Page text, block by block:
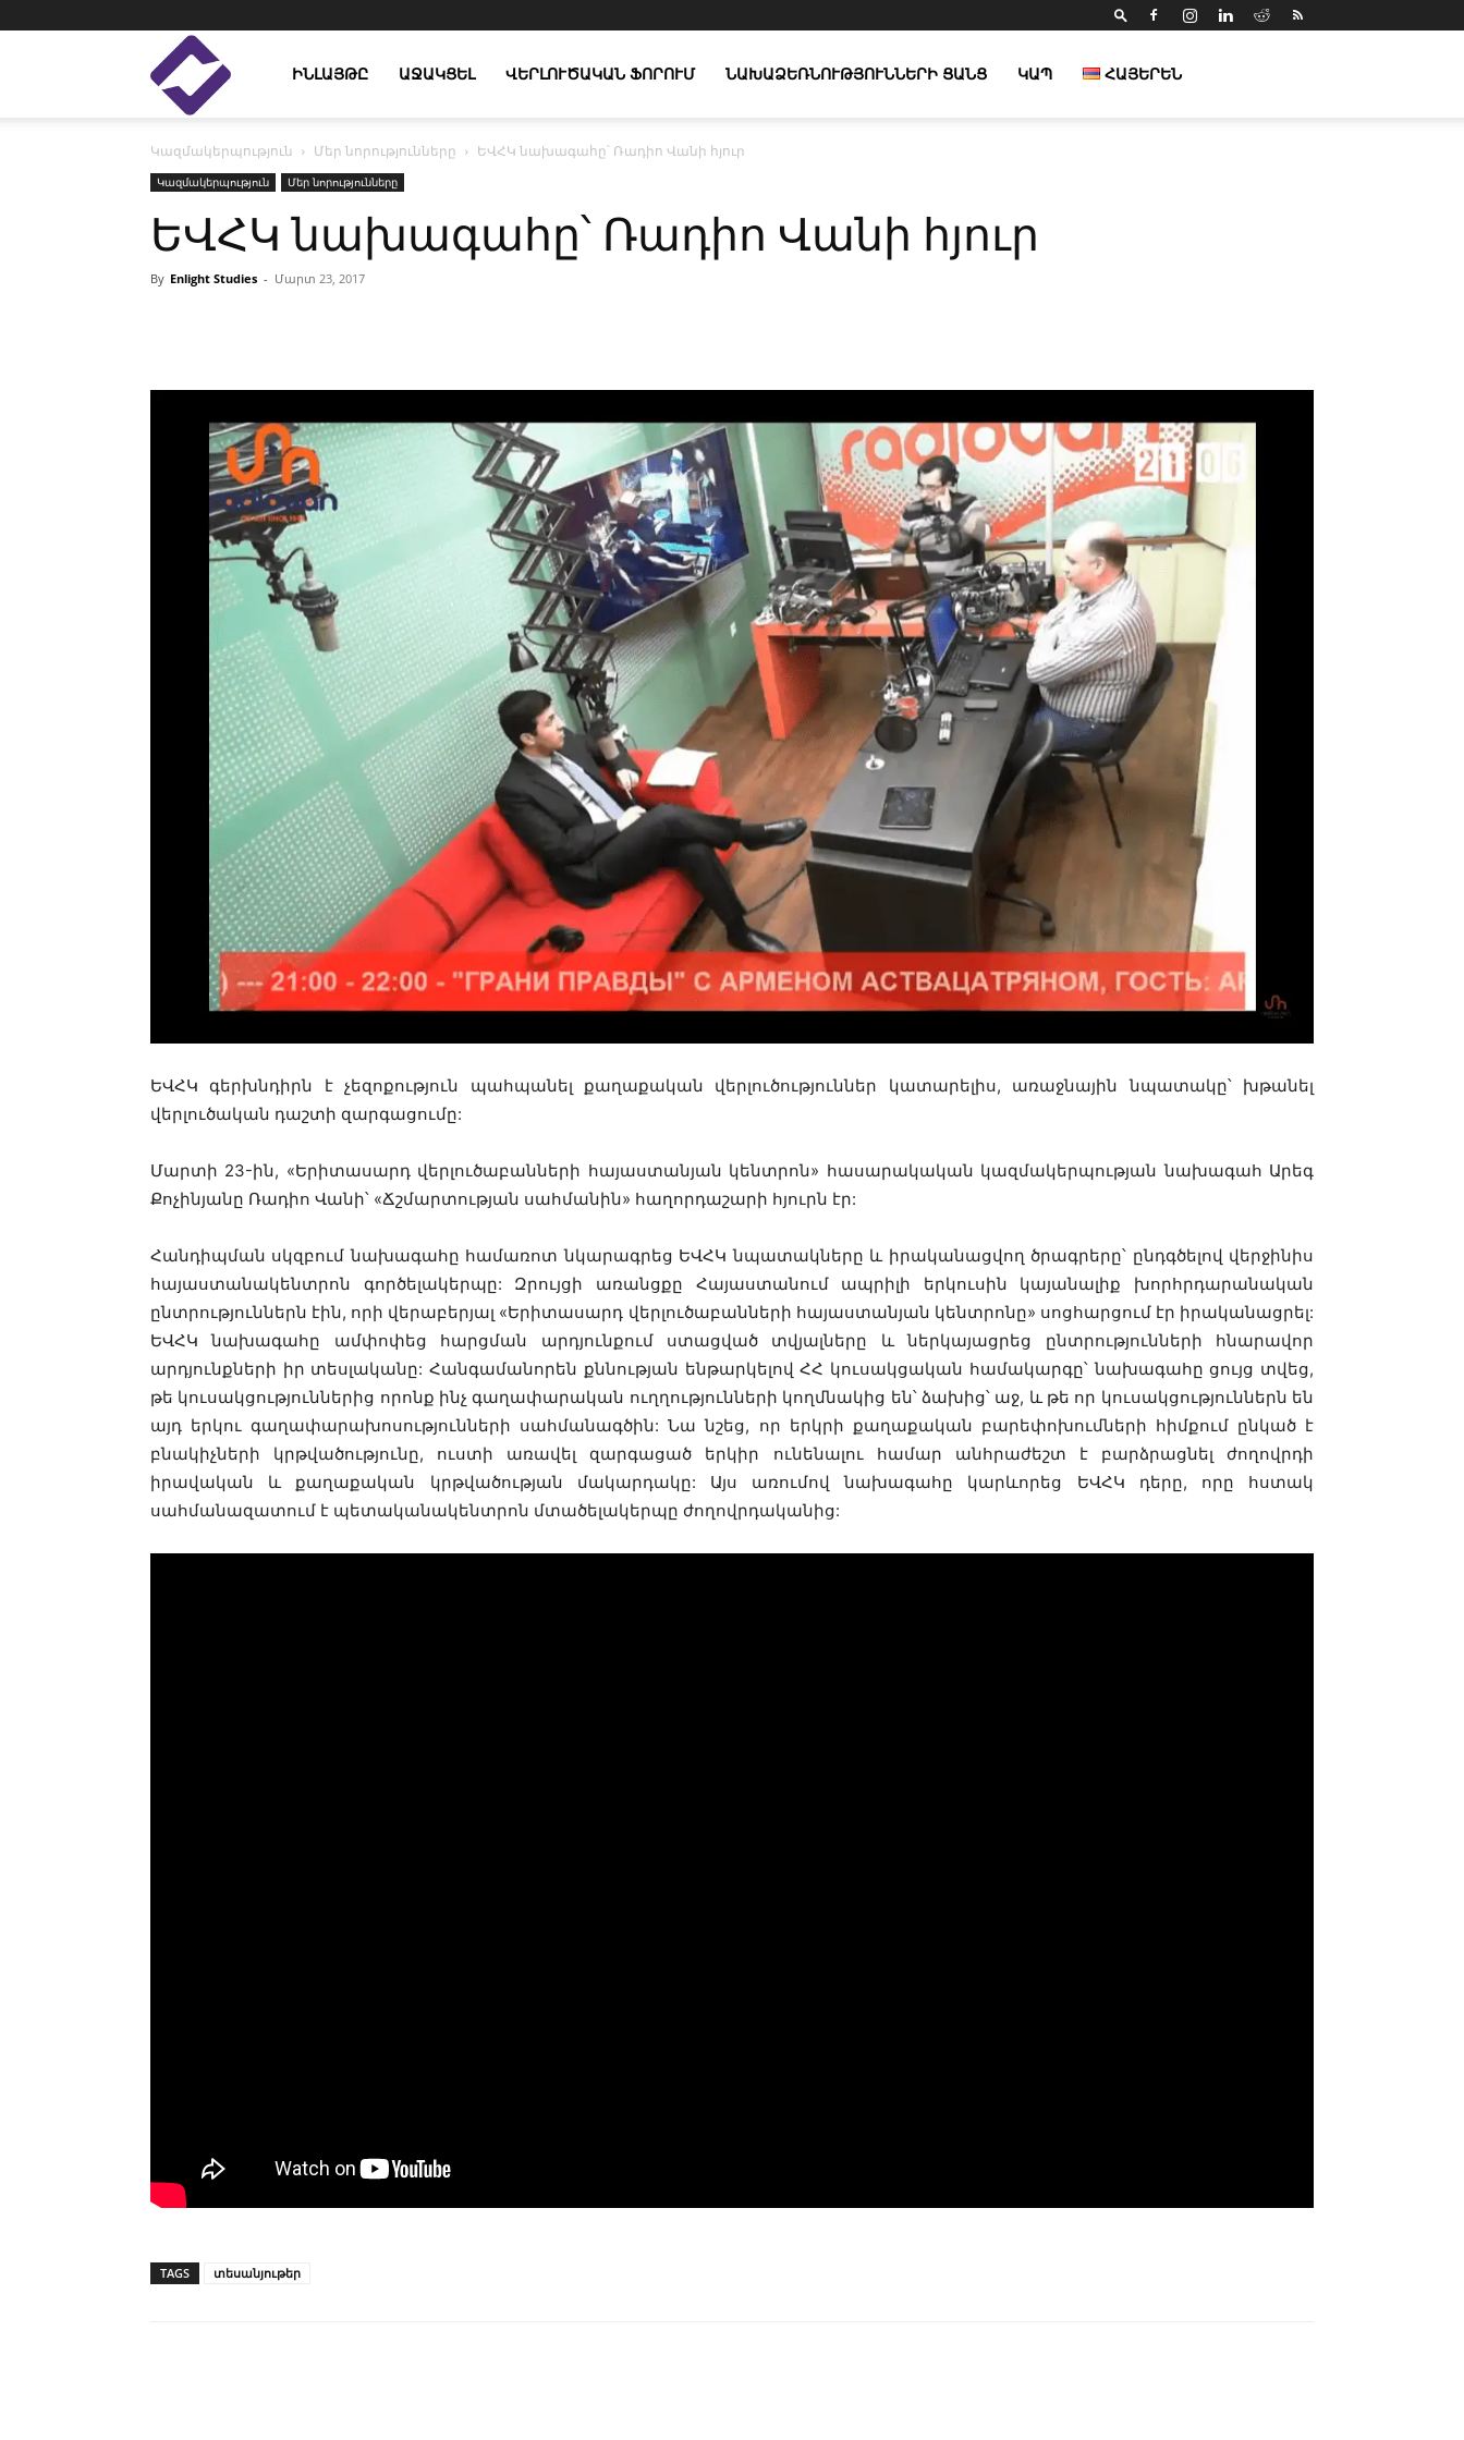
Enlight
Studies
ԻՆԼԱՅԹԸ ԱՋԱԿՑԵԼ ՎԵՐԼՈՒԾԱԿԱՆ ՖՈՐՈՒՄ ՆԱԽԱՁԵՌՆՈՒԹՅՈՒՆՆԵՐԻ ՑԱՆՑ ԿԱՊ ՀԱՅԵՐԵՆ
Կազմակերպություն Մեր նորությունները ԵՎՀԿ նախագահը՝ Ռադիո Վանի հյուր
Կազմակերպություն Մեր նորությունները
ԵՎՀԿ նախագահը՝ Ռադիո Վանի հյուր
By Enlight Studies - Մարտ 23, 2017
ԵՎՀԿ գերխնդիրն է չեզոքություն պահպանել քաղաքական վերլուծություններ կատարելիս, առաջնային նպատակը՝ խթանել
վերլուծական դաշտի զարգացումը:
Մարտի 23-ին, «Երիտասարդ վերլուծաբանների հայաստանյան կենտրոն» հասարակական կազմակերպության նախագահ Արեգ
Քոչինյանը Ռադիո Վանի՝ «Ճշմարտության սահմանին» հաղորդաշարի հյուրն էր:
Հանդիպման սկզբում նախագահը համառոտ նկարագրեց ԵՎՀԿ նպատակները և իրականացվող ծրագրերը՝ ընդգծելով վերջինիս
հայաստանակենտրոն գործելակերպը: Զրույցի առանցքը Հայաստանում ապրիլի երկուսին կայանալիք խորհրդարանական
ընտրություններն էին, որի վերաբերյալ «Երիտասարդ վերլուծաբանների հայաստանյան կենտրոնը» սոցհարցում էր իրականացրել:
ԵՎՀԿ նախագահը ամփոփեց հարցման արդյունքում ստացված տվյալները և ներկայացրեց ընտրությունների հնարավոր
արդյունքների իր տեսլականը: Հանգամանորեն քննության ենթարկելով ՀՀ կուսակցական համակարգը՝ նախագահը ցույց տվեց,
թե կուսակցություններից որոնք ինչ գաղափարական ուղղությունների կողմնակից են՝ ձախից՝ աջ, և թե որ կուսակցություններն են
այդ երկու գաղափարախոսությունների սահմանագծին: Նա նշեց, որ երկրի քաղաքական բարեփոխումների հիմքում ընկած է
բնակիչների կրթվածությունը, ուստի առավել զարգացած երկիր ունենալու համար անհրաժեշտ է բարձրացնել ժողովրդի
իրավական և քաղաքական կրթվածության մակարդակը: Այս առումով նախագահը կարևորեց ԵՎՀԿ դերը, որը հստակ
սահմանազատում է պետականակենտրոն մտածելակերպը ժողովրդականից:
TAGS տեսանյութեր